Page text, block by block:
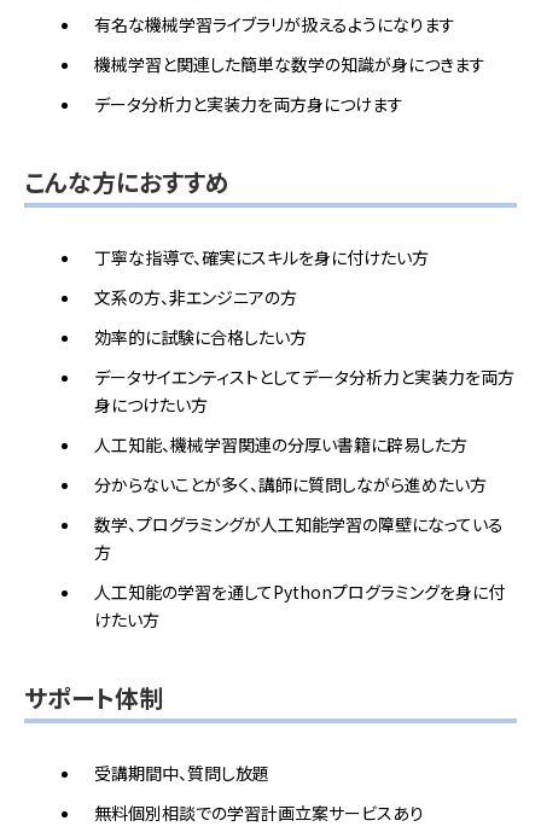
有名な機械学習ライブラリが扱えるようになります
機械学習と関連した簡単な数学の知識が身につきます
データ分析力と実装力を両方身につけます
こんな方におすすめ
丁寧な指導で、確実にスキルを身に付けたい方
文系の方、非エンジニアの方
効率的に試験に合格したい方
データサイエンティストとしてデータ分析力と実装力を両方
身につけたい方
人工知能、機械学習関連の分厚い書籍に辟易した方
分からないことが多く、講師に質問しながら進めたい方
数学、プログラミングが人工知能学習の障壁になっている
方
人工知能の学習を通してPythonプログラミングを身に付
けたい方
サポート体制
受講期間中、質問し放題
無料個別相談での学習計画立案サービスあり